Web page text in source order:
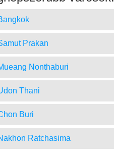
Prakan
Nonthaburi
Thani
Buri
Ratchasima